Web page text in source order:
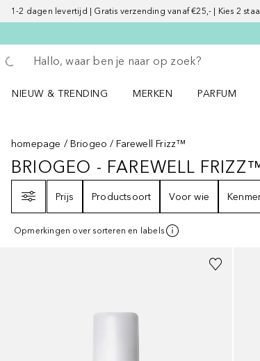
1-2 dagen levertijd | Gratis verzending vanaf €25,- | Kies 2
Ga terug
Zoekopdracht uitvoeren
NIEUW & TRENDING
MERKEN
PARFUM
homepage Briogeo Farewell Frizz™
BRIOGEO - FAREWELL
BRIOGEO - FAREWELL
Prijs
Productsoort Voor wie
Opmerkingen over sorteren en labels